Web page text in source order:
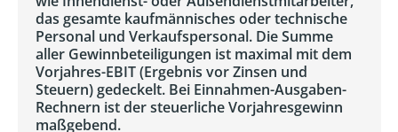
das gesamte kaufmännisches oder technische
Personal und Verkaufspersonal. Die Summe
aller Gewinnbeteiligungen ist maximal mit dem
Vorjahres-EBIT (Ergebnis vor Zinsen und
Steuern) gedeckelt. Bei Einnahmen-Ausgaben-
Rechnern ist der steuerliche Vorjahresgewinn
maßgebend.